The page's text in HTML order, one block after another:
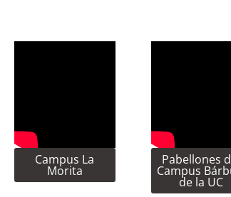
Campus La
Morita
Pabellones
Campus
de la UC